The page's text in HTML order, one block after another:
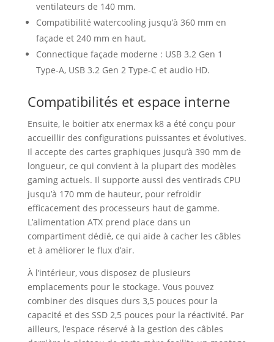
ventilateurs de 140 mm.
Compatibilité watercooling jusqu’à 360 mm en
façade et 240 mm en haut.
Connectique façade moderne : USB 3.2 Gen 1
Type-A, USB 3.2 Gen 2 Type-C et audio HD.
Compatibilités et espace interne
Ensuite, le boitier atx enermax k8 a été conçu pour
accueillir des configurations puissantes et évolutives.
Il accepte des cartes graphiques jusqu’à 390 mm de
longueur, ce qui convient à la plupart des modèles
gaming actuels. Il supporte aussi des ventirads CPU
jusqu’à 170 mm de hauteur, pour refroidir
efficacement des processeurs haut de gamme.
L’alimentation ATX prend place dans un
compartiment dédié, ce qui aide à cacher les câbles
et à améliorer le flux d’air.
À l’intérieur, vous disposez de plusieurs
emplacements pour le stockage. Vous pouvez
combiner des disques durs 3,5 pouces pour la
capacité et des SSD 2,5 pouces pour la réactivité. Par
ailleurs, l’espace réservé à la gestion des câbles